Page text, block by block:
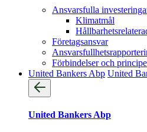
Ansvarsfulla
Klimatmål
Företagsansvar
Förbindelser och
United Bankers Abp United
United Bankers Abp